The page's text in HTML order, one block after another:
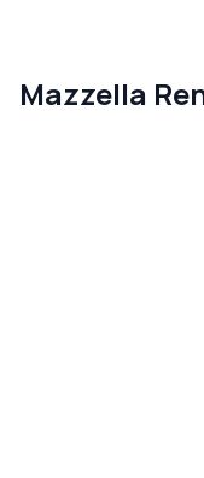
Mazzella